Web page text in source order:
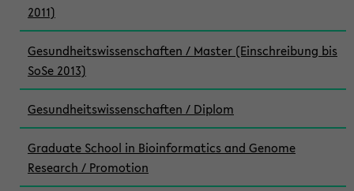
2011)
Gesundheitswissenschaften / Master (Einschreibung bis
SoSe 2013)
Gesundheitswissenschaften / Diplom
Graduate School in Bioinformatics and Genome
Research / Promotion